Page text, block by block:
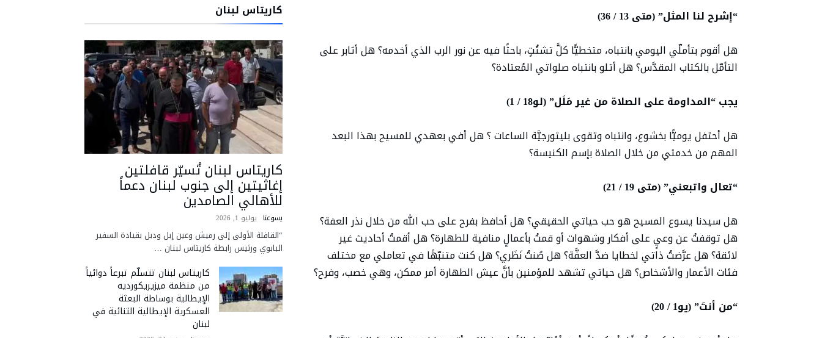
“إشرح لنا المثل” (متى 13 / 36)
هل أقوم بتأملّي اليومي بانتباه، متخطيًّا كلَّ تشتُتٍ، باحثًا فيه عن نور الرب الذي أخدمه؟ هل أثابر على
التأمّل بالكتاب المقدَّس؟ هل أتلو بانتباه صلواتي المُعتادة؟
يجب “المداومة على الصلاة من غير مَلَل” (لو18 / 1)
هل أحتفل يوميًّا بخشوع، وانتباه وتقوى بليتورجيَّة الساعات ؟ هل أفي بعهدي للمسيح بهذا البعد
المهم من خدمتي من خلال الصلاة بإسم الكنيسة؟
“تعال واتبعني” (متى 19 / 21)
هل سيدنا يسوع المسيح هو حب حياتي الحقيقي؟ هل أحافظ بفرح على حب الله من خلال نذر العفة؟
هل توقفتُ عن وعيٍ على أفكار وشهوات أو قمتُ بأعمالٍ منافية للطهارة؟ هل أقمتُ أحاديث غير
لائقة؟ هل عرَّضتُ ذاتي لخطايا ضدَّ العفَّة؟ هل صُنتُ نَظَري؟ هل كنت متنبّهًا في تعاملي مع مختلف
فئات الأعمار والأشخاص؟ هل حياتي تشهد للمؤمنين بأنَّ عيش الطهارة أمر ممكن، وهي خصب، وفرح؟
“من أنتَ” (يو1 / 20)
كاريتاس لبنان
كاريتاس لبنان تُسيّر قافلتين
إغاثيتين إلى جنوب لبنان دعماً
للأهالي الصامدين
يسوعنا يوليو 1, 2026
“القافلة الأولى إلى رميش وعين إبل ودبل بقيادة السفير
البابوي ورئيس رابطة كاريتاس لبنان …
كاريتاس لبنان تتسلّم تبرعاً دوائياً
من منظمة ميزيريكورديه
الإيطالية بوساطة البعثة
العسكرية الإيطالية الثنائية في
لبنان